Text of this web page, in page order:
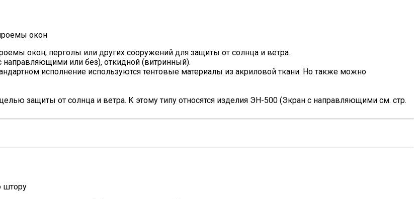
окон
окон, перголы или других сооружений для защиты от солнца и ветра.
направляющими или без), откидной (витринный).
исполнение используются тентовые материалы из акриловой ткани. Но также можно
защиты от солнца и ветра. К этому типу относятся изделия ЭН-500 (Экран с направляющими см. стр.
штору